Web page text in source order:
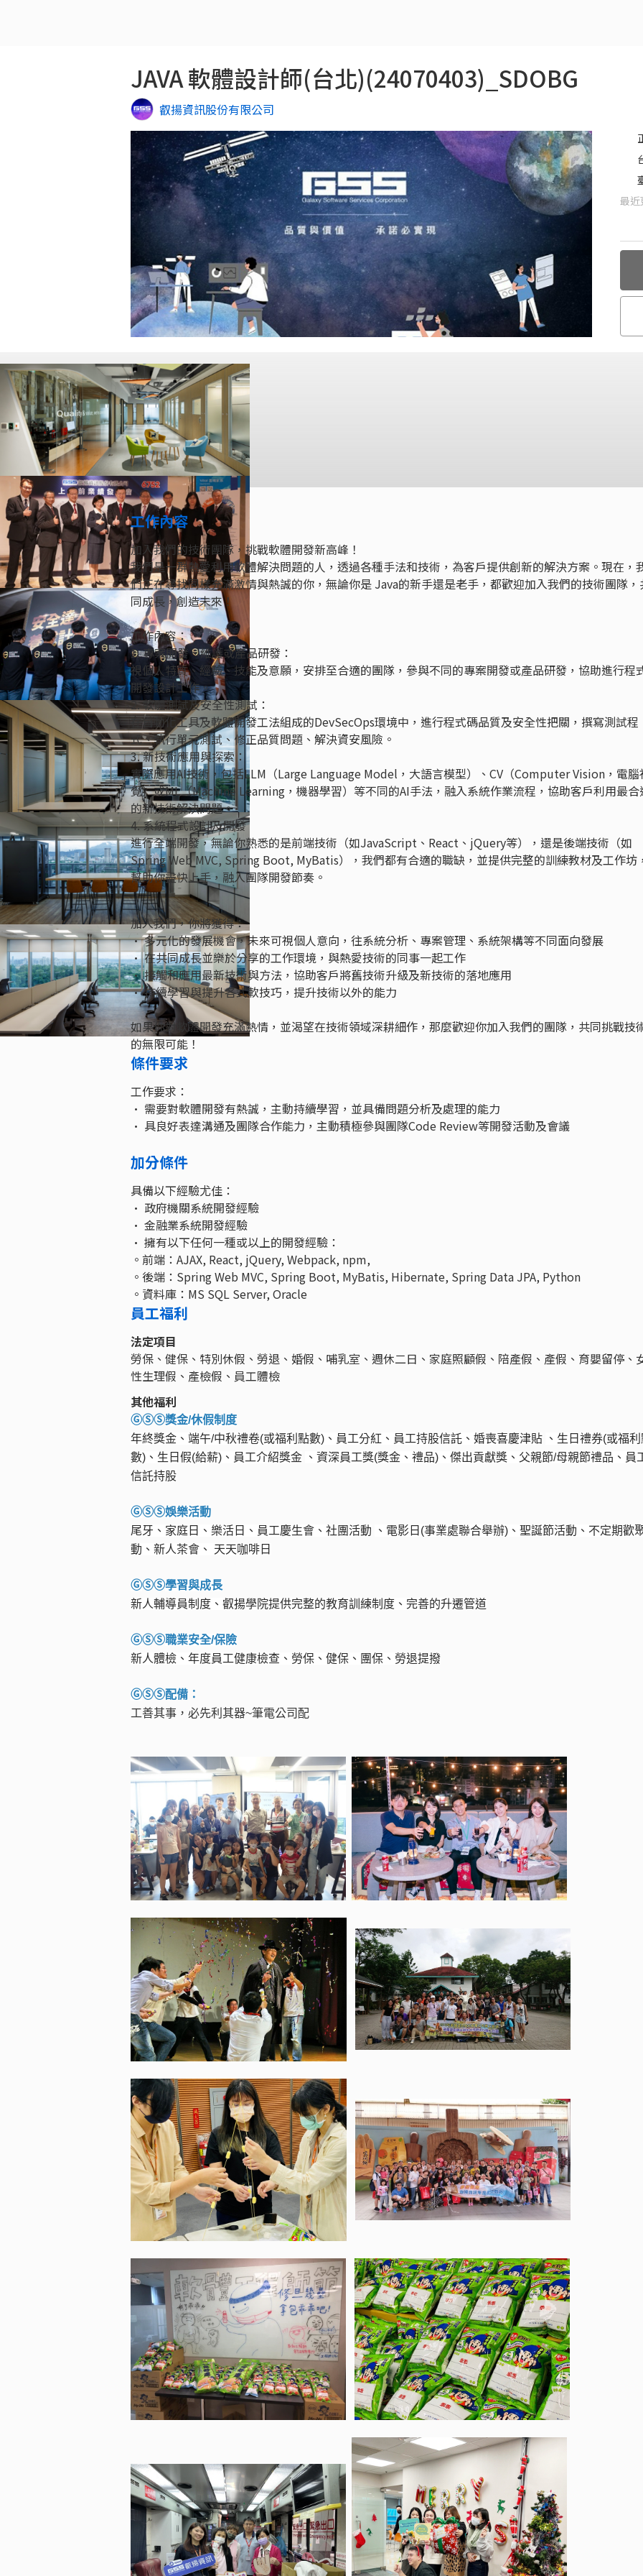
JAVA 軟體設計師(台北)(24070403)_SDOBG
叡揚資訊股份有限公司
最
工作內容
加入我們的技術團隊，挑戰軟體開發新高峰！
我們是一群熱愛利用軟體解決問題的人，透過各種手法和技術，為客戶提供創新的解決方案。現在，
們正在尋找同樣充滿激情與熱誠的你，無論你是 Java的新手還是老手，都歡迎加入我們的技術團隊，
同成長，創造未來！
工作內容：
1. 專案開發、維護或產品研發：
視個人特質、經驗、技能及意願，安排至合適的團隊，參與不同的專案開發或產品研發，協助進行程
開發設計工作。
2. 軟體測試及安全性測試：
在自動化工具及軟體開發工法組成的DevSecOps環境中，進行程式碼品質及安全性把關，撰寫測試程
式、執行單元測試、修正品質問題、解決資安風險。
3. 新技術應用與探索：
實際應用AI技術，包括LLM（Large Language Model，大語言模型）、CV（Computer Vision，電腦
覺）或ML（Machine Learning，機器學習）等不同的AI手法，融入系統作業流程，協助客戶利用最合
的新技術解決問題。
4. 系統程式設計及開發
進行全端開發，無論你熟悉的是前端技術（如JavaScript、React、jQuery等），還是後端技術（如
Spring Web MVC, Spring Boot, MyBatis），我們都有合適的職缺，並提供完整的訓練教材及工作坊
幫助你盡快上手，融入團隊開發節奏。
加入我們，你將獲得：
• 多元化的發展機會，未來可視個人意向，往系統分析、專案管理、系統架構等不同面向發展
• 在共同成長並樂於分享的工作環境，與熱愛技術的同事一起工作
• 接觸和應用最新技術與方法，協助客戶將舊技術升級及新技術的落地應用
• 持續學習與提升各式軟技巧，提升技術以外的能力
如果你對軟體開發充滿熱情，並渴望在技術領域深耕細作，那麼歡迎你加入我們的團隊，共同挑戰技
的無限可能！
條件要求
工作要求：
• 需要對軟體開發有熱誠，主動持續學習，並具備問題分析及處理的能力
• 具良好表達溝通及團隊合作能力，主動積極參與團隊Code Review等開發活動及會議
加分條件
具備以下經驗尤佳：
• 政府機關系統開發經驗
• 金融業系統開發經驗
• 擁有以下任何一種或以上的開發經驗：
。前端：AJAX, React, jQuery, Webpack, npm,
。後端：Spring Web MVC, Spring Boot, MyBatis, Hibernate, Spring Data JPA, Python
。資料庫：MS SQL Server, Oracle
員工福利
法定項目
勞保、健保、特別休假、勞退、婚假、哺乳室、週休二日、家庭照顧假、陪產假、產假、育嬰留停、
性生理假、產檢假、員工體檢
其他福利
ⒼⓈⓈ獎金/休假制度
年終獎金、端午/中秋禮卷(或福利點數)、員工分紅、員工持股信託、婚喪喜慶津貼 、生日禮券(或福
數)、生日假(給薪) 、員工介紹獎金 、資深員工獎(獎金、禮品) 、傑出貢獻獎、父親節/母親節禮品、員
信託持股
ⒼⓈⓈ娛樂活動
尾牙、家庭日、樂活日、員工慶生會、社團活動
、電影日 (事業處聯合舉辦) 、聖誕節活動、不定期歡
動、新人茶會、 天天咖啡日
ⒼⓈⓈ學習與成長
新人輔導員制度、叡揚學院提供完整的教育訓練制度、完善的升遷管道
ⒼⓈⓈ職業安全/保險
新人體檢、年度員工健康檢查、勞保、健保、團保、勞退提撥
ⒼⓈⓈ配備：
工善其事，必先利其器~筆電公司配